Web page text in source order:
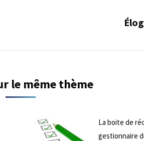
le même thème
La boite de
gestionnaire